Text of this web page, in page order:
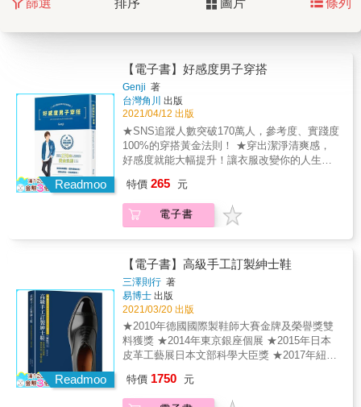
篩選 排序 圖片 條列
Readmoo
【電子書】好感度男子穿搭
Genji 著
台灣角川 出版
2021/04/12 出版
★SNS追蹤人數突破170萬人，參考度、實踐度
100%的穿搭黃金法則！ ★穿出潔淨清爽感，
好感度就能大幅提升！讓衣服改變你的人生
節都是同樣的搭配組合？ 雖然也穿黑、白、藍
三色，但總覺得太暗淡？ 該穿休閒鞋？還是皮
鞋？每次出門都很苦惱&hellip; 脖子、手腕、腳
金法則只有一項， 就是「協調」。 只要掌握一
個原則，就能打破你對時尚的盲點， 用穿搭改
變自我，好感度也能自然提升！
特價 265 元
電子書
Readmoo
【電子書】高級手工訂製紳士鞋
三澤則行 著
易博士 出版
2021/03/20 出版
★2010年德國國際製鞋師大賽金牌及榮譽獎雙
料獲獎 ★2014年東京銀座個展 ★2015年日本
皮革工藝展日本文部科學大臣獎 ★2017年紐約
國坎城電影節展示會 ★2018年東京、北海道個
展；榮獲日本皇室宮內廳肯定，締結商業契約
特價 1750 元